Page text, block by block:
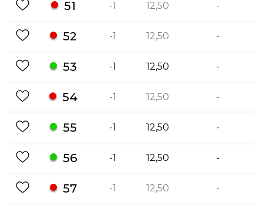
51 -1 12,50 -
52 -1 12,50 -
53 -1 12,50 -
54 -1 12,50 -
55 -1 12,50 -
56 -1 12,50 -
57 -1 12,50 -